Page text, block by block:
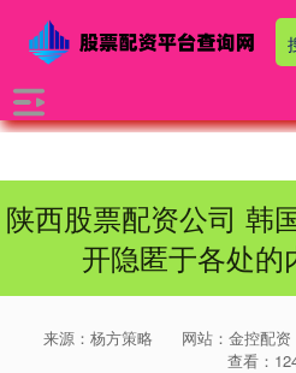
陕西股票配资公司 韩
开隐匿于各处的
来源：杨方策略 网站：金控配资
查看：